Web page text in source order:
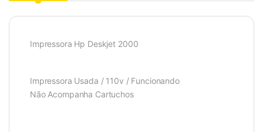
Impressora Hp Deskjet 2000
Impressora Usada / 110v / Funcionando
Não Acompanha Cartuchos